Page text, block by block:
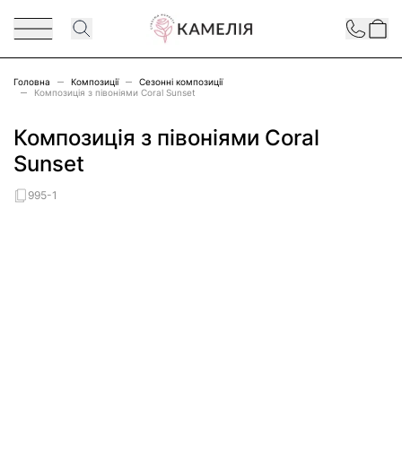
Contact
Головна Композиції
Сезонні композиції
Композиція з півоніями Coral Sunset
Композиція з півоніями Coral
Sunset
995-1